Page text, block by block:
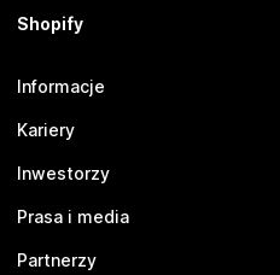
Shopify
Informacje
Kariery
Inwestorzy
Prasa i media
Partnerzy